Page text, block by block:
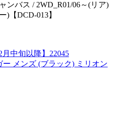
ンバス / 2WD_R01/06～(リア)
)【DCD-013】
中旬以降】22045
ー メンズ (ブラック) ミリオン